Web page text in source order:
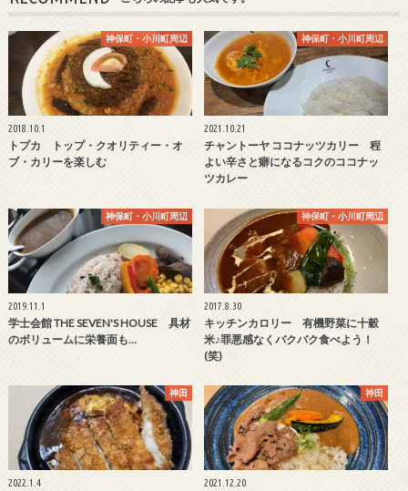
神保町・小川町周辺
2018.10.1
トプカ トップ・クオリティー・オ
ブ・カリーを楽しむ
神保町・小川町周辺
2021.10.21
チャントーヤ ココナッツカリー 程
よい辛さと癖になるコクのココナッ
ツカレー
神保町・小川町周辺
2019.11.1
学士会館 THE SEVEN'S HOUSE 具材
のボリュームに栄養面も…
神保町・小川町周辺
2017.8.30
キッチンカロリー 有機野菜に十穀
米♪罪悪感なくバクバク食べよう！
(笑)
神田
2022.1.4
神田
2021.12.20